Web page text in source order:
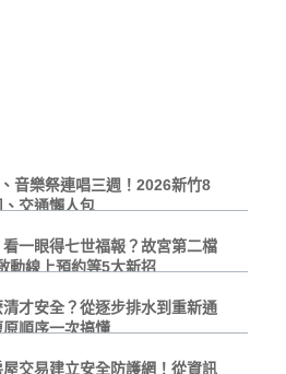
音樂祭連唱三週！2026新竹8
交通懶人包
看一眼得七世福報？故宮第二檔
線上預約等5大新招
才安全？從逐步排水到重新通
順序一次搞懂
交易建立安全防護網！從資訊